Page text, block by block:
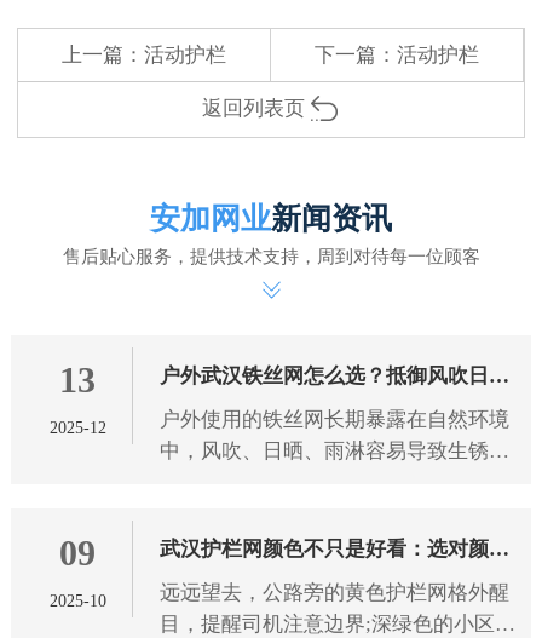
上一篇：活动护栏 下一篇： 活动护栏
返回列表页
安加网业新闻资讯
售后贴心服务，提供技术支持，周到对待每一位顾客
13
2025-12
户外武汉铁丝网怎么选？抵御风吹日晒
雨淋有技巧
户外使用的铁丝网长期暴露在自然环境
中，风吹、日晒、雨淋容易导致生锈、
网，需从 武汉铁丝网 材质、工艺
09
2025-10
武汉护栏网颜色不只是好看：选对颜色
防护更靠谱
远远望去，公路旁的黄色护栏网格外醒
目，提醒司机注意边界;深绿色的小区护